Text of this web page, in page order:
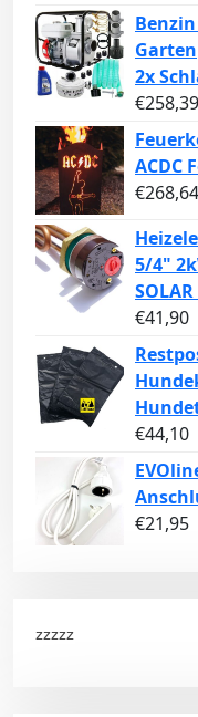
2x
€258,39
ACDC
€268,64
5/4"
€41,90
€44,10
€21,95
zzzzz